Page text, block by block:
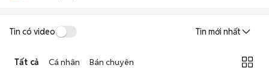
Tin có video Tin mới nhất
Tất cả Cá nhân Bán chuyên